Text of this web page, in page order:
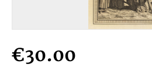
€30.00